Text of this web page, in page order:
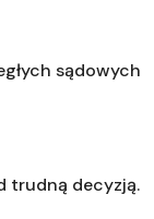
sądowych
trudną decyzją.